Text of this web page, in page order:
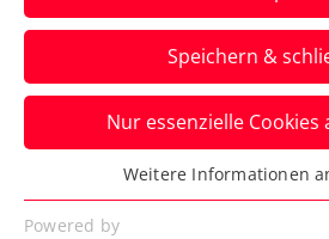
of Cooking
Der Turnierbotschafter
Open in Wien und sein
Kochduell nicht zu
Verfasst von: Presseaussendung /
Speichern &
Nur essenzielle Cookies
Essenziell
Essenzielle Cookies werden für
Weitere Informationen
Powered by